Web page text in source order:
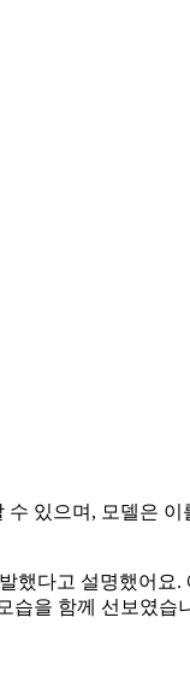
있으며, 모델은
다고 설명했어요.
습을 함께 선보였습